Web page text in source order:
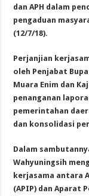
dan APH dalam
pengaduan
(12/7/18).
Perjanjian
oleh Penjabat
Muara Enim dan
penanganan
pemerintahan
dan konsolidasi
Dalam
Wahyuningsih
kerjasama antara
(APIP) dan Aparat